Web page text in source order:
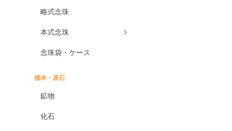
略式念珠
本式念珠
念珠袋・ケース
標本・原石
鉱物
化石